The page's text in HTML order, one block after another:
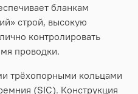
бланкам
строй, высокую
контролировать
проводки.
трёхопорными кольцами
(SIC). Конструкция